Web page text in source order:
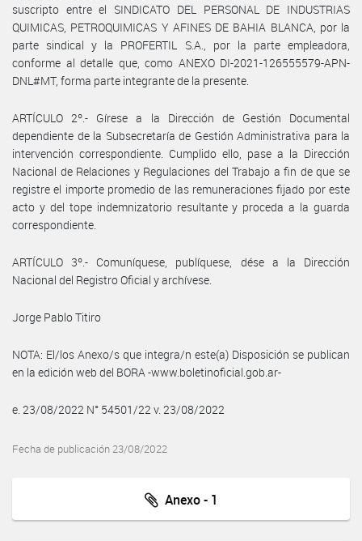
suscripto entre el SINDICATO DEL PERSONAL DE INDUSTRIAS
QUIMICAS, PETROQUIMICAS Y AFINES DE BAHIA BLANCA, por la
parte sindical y la PROFERTIL S.A., por la parte empleadora,
conforme al detalle que, como ANEXO DI-2021-126555579-APN-
DNL#MT, forma parte integrante de la presente.
ARTÍCULO 2º.- Gírese a la Dirección de Gestión Documental
dependiente de la Subsecretaría de Gestión Administrativa para la
intervención correspondiente. Cumplido ello, pase a la Dirección
Nacional de Relaciones y Regulaciones del Trabajo a fin de que se
registre el importe promedio de las remuneraciones fijado por este
acto y del tope indemnizatorio resultante y proceda a la guarda
correspondiente.
ARTÍCULO 3º.- Comuníquese, publíquese, dése a la Dirección
Nacional del Registro Oficial y archívese.
Jorge Pablo Titiro
NOTA: El/los Anexo/s que integra/n este(a) Disposición se publican
en la edición web del BORA -www.boletinoficial.gob.ar-
e. 23/08/2022 N° 54501/22 v. 23/08/2022
Fecha de publicación 23/08/2022
Anexo - 1